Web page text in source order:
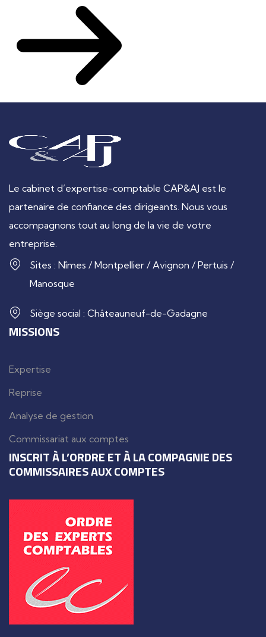
Le cabinet d’expertise-comptable CAP&AJ est le
partenaire de confiance des dirigeants. Nous vous
accompagnons tout au long de la vie de votre
entreprise.
Sites : Nîmes / Montpellier / Avignon / Pertuis /
Manosque
Siège social : Châteauneuf-de-Gadagne
MISSIONS
Expertise
Reprise
Analyse de gestion
Commissariat aux comptes
INSCRIT À L’ORDRE ET À LA COMPAGNIE DES
COMMISSAIRES AUX COMPTES